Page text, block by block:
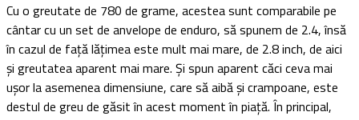
Cu o greutate de 780 de grame, acestea sunt comparabile pe
cântar cu un set de anvelope de enduro, să spunem de 2.4, însă
în cazul de față lățimea este mult mai mare, de 2.8 inch, de aici
și greutatea aparent mai mare. Și spun aparent căci ceva mai
ușor la asemenea dimensiune, care să aibă și crampoane, este
destul de greu de găsit în acest moment în piață. În principal,